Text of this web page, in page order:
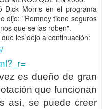
Dick Morris en el programa
dijo: "Romney tiene seguros
que se las roben".
les dejo a continuación:
es dueño de gran
que funcionan
así, se puede creer